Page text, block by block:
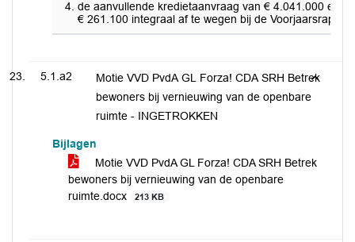
de aanvullende kredietaanvraag van € 4.041.000 en
€ 261.100 integraal af te wegen bij de
5.1.a2
Motie VVD PvdA GL Forza! CDA SRH Betrek
bewoners bij vernieuwing van de openbare
ruimte - INGETROKKEN
Bijlagen
Motie VVD PvdA GL Forza! CDA SRH Betrek
bewoners bij vernieuwing van de openbare
ruimte.docx
213 KB